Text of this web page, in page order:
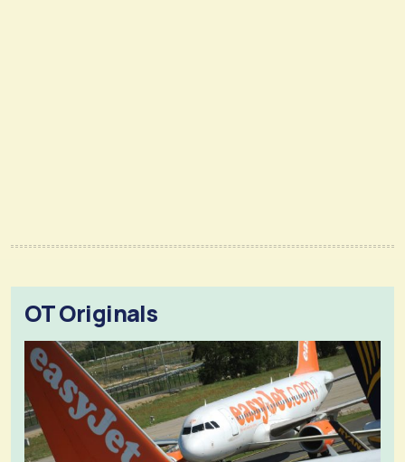
OT Originals